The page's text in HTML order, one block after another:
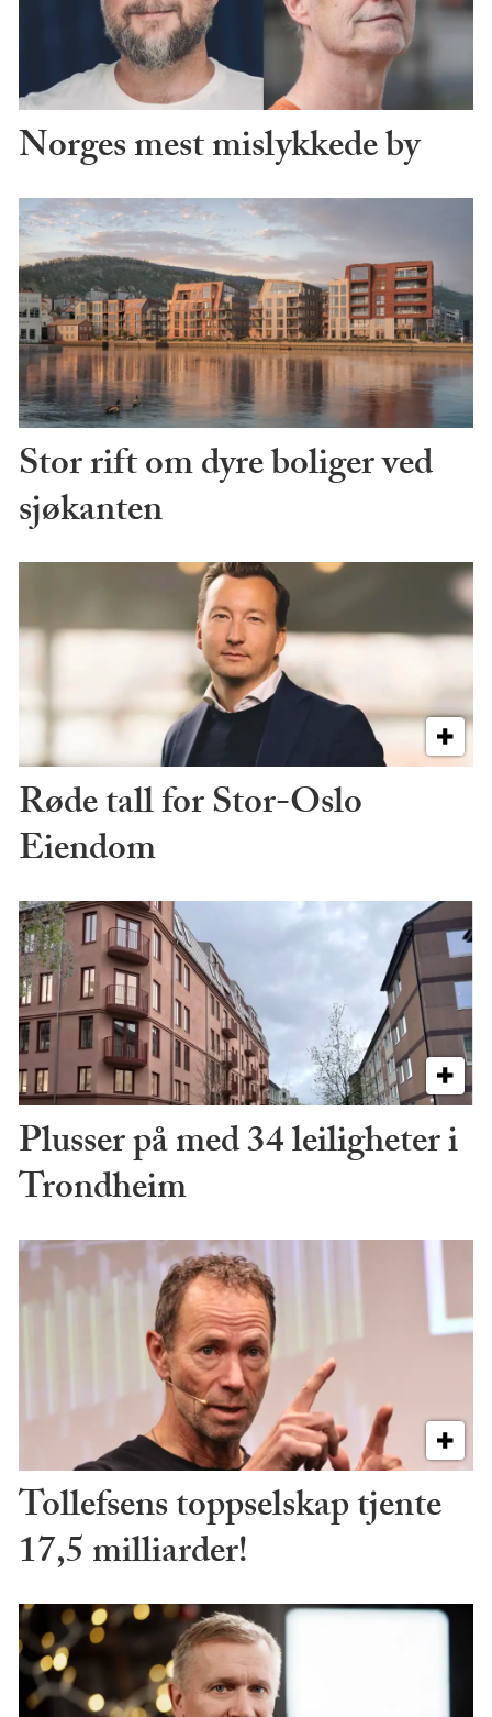
Norges mest mislykkede by
Stor rift om dyre boliger ved
sjøkanten
Røde tall for Stor-Oslo
Eiendom
Plusser på med 34 leiligheter i
Trondheim
Tollefsens toppselskap tjente
17,5 milliarder!